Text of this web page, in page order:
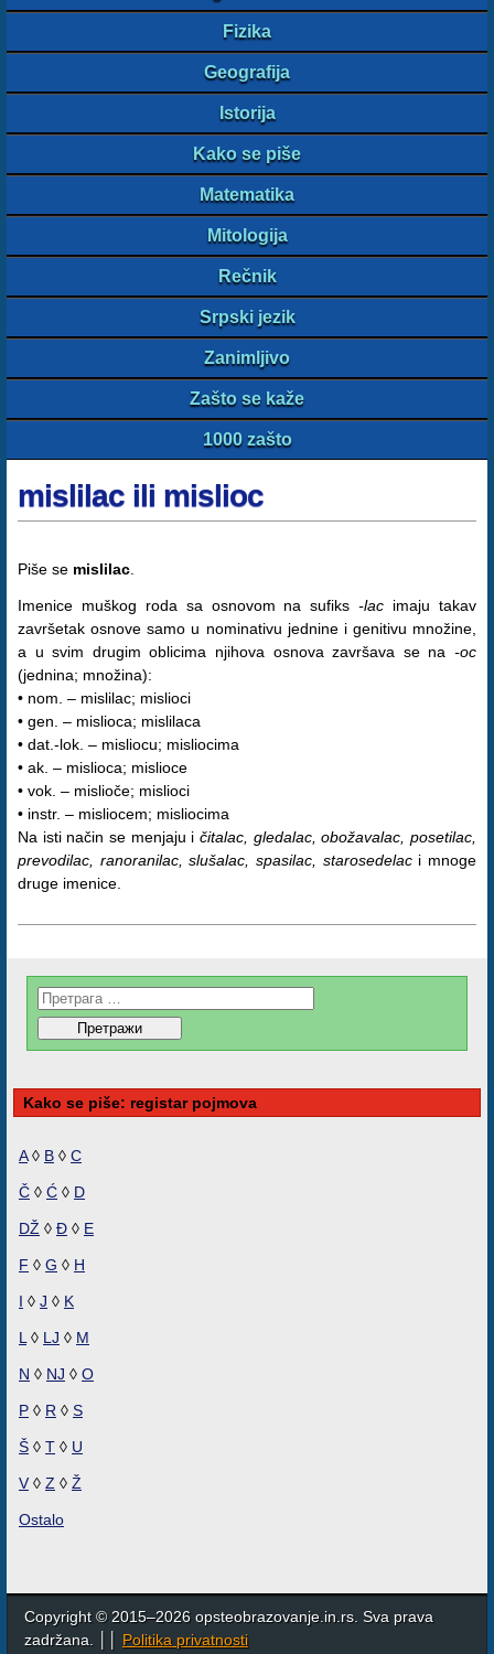
Fizika
Geografija
Istorija
Kako se piše
Matematika
Mitologija
Rečnik
Srpski jezik
Zanimljivo
Zašto se kaže
1000 zašto
mislilac ili mislioc
Piše se mislilac
Imenice muškog roda sa osnovom na sufiks-lac imaju takav
završetak osnove samo u nominativu jednine i genitivu množine,
a u svim drugim oblicima njihova osnova završava se na -oc
(jednina; množina):
• nom. – mislilac; mislioci
• gen. – mislioca; mislilaca
• dat.-lok. – misliocu; misliocima
• ak. – mislioca; mislioce
• vok. – mislioče; mislioci
• instr. – misliocem; misliocima
Na isti način se menjaju i čitalac, gledalac, obožavalac, posetilac,
prevodilac, ranoranilac, slušalac, spasilac, starosedelaci mnoge
druge imenice.
Kako se piše: registar pojmova
A◊ B ◊ C
Č ◊ Ć ◊ D
DŽ ◊ Đ ◊ E
F ◊ G ◊ H
I ◊ J ◊ K
L ◊ LJ ◊ M
N ◊ NJ ◊ O
P ◊ R ◊ S
Š ◊ T ◊ U
V ◊ Z ◊ Ž
Ostalo
Copyright © 2015–2026 opsteobrazovanje.in.rs. Sva prava
zadržana. ││ Politika privatnosti